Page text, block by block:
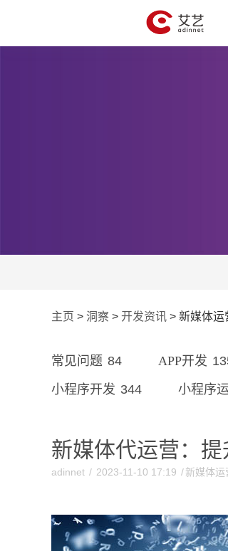
主页 > 洞察 > 开发资讯 > 新媒体运
常见问题 84 APP开发
小程序开发 344 小程序
新媒体代运营：
adinnet / 2023-11-10 17:19 /新媒体运